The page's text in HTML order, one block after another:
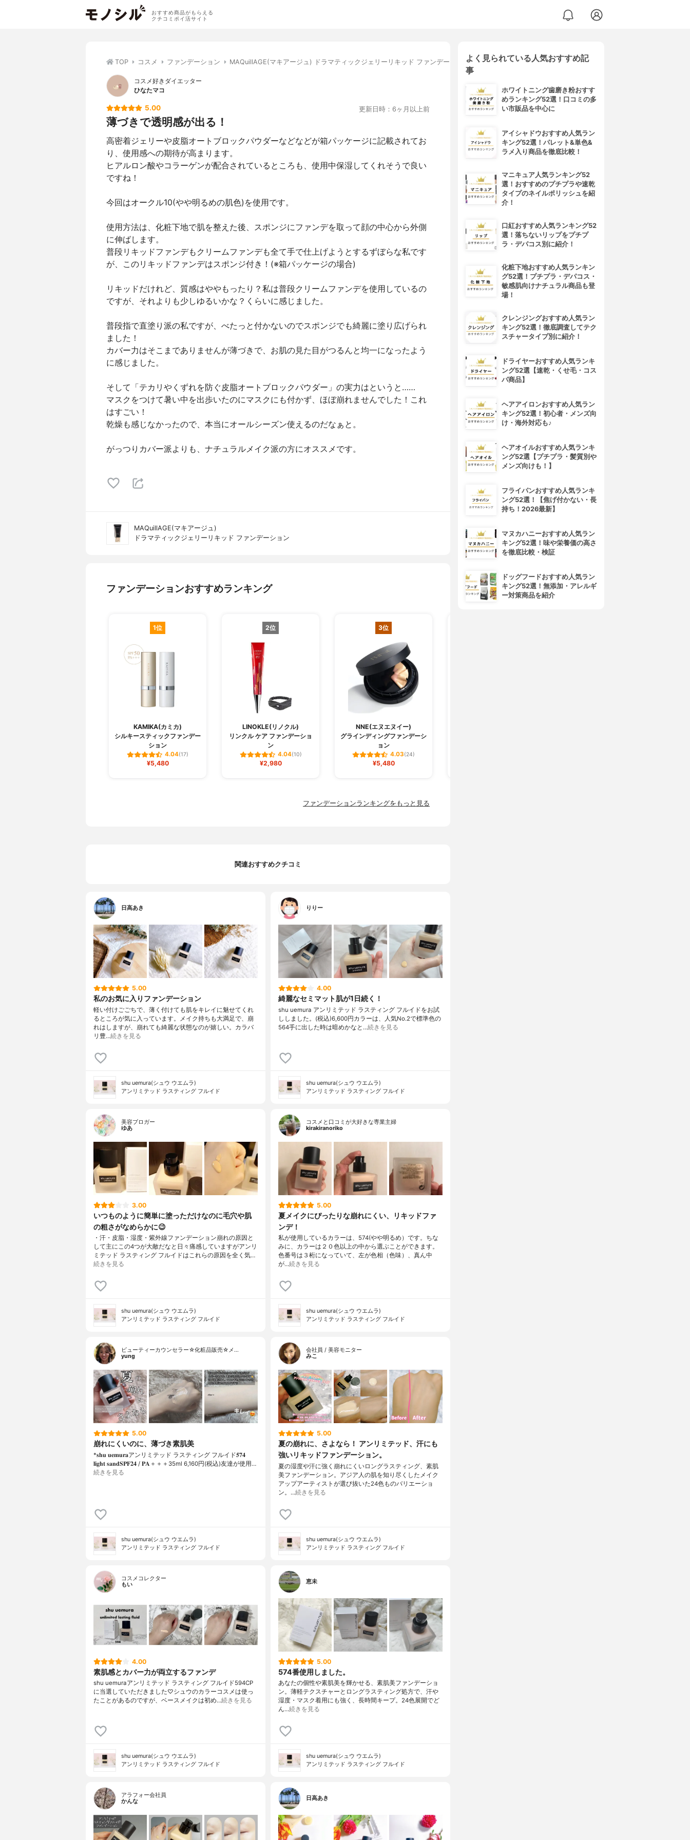
おすすめ商品がもらえる
クチコミポイ活サイト
TOP コスメ ファンデーション MAQuillAGE(マキアージュ) ドラマティックジェリーリキッド ファンデーション
コスメ好きダイエッター
ひなたマコ
5.00 更新日時：6ヶ月以上前
薄づきで透明感が出る！
高密着ジェリーや皮脂オートブロックパウダーなどなどが箱パッケージに記載されてお
り、使用感への期待が高まります。
ヒアルロン酸やコラーゲンが配合されているところも、使用中保湿してくれそうで良い
ですね！
今回はオークル10(やや明るめの肌色)を使用です。
使用方法は、化粧下地で肌を整えた後、スポンジにファンデを取って顔の中心から外側
に伸ばします。
普段リキッドファンデもクリームファンデも全て手で仕上げようとするずぼらな私です
が、このリキッドファンデはスポンジ付き！(※箱パッケージの場合)
リキッドだけれど、質感はややもったり？私は普段クリームファンデを使用しているの
ですが、それよりも少しゆるいかな？くらいに感じました。
普段指で直塗り派の私ですが、べたっと付かないのでスポンジでも綺麗に塗り広げられ
ました！
カバー力はそこまでありませんが薄づきで、お肌の見た目がつるんと均一になったよう
に感じました。
そして「テカリやくずれを防ぐ皮脂オートブロックパウダー」の実力はというと……
マスクをつけて暑い中を出歩いたのにマスクにも付かず、ほぼ崩れませんでした！これ
はすごい！
乾燥も感じなかったので、本当にオールシーズン使えるのだなぁと。
がっつりカバー派よりも、ナチュラルメイク派の方にオススメです。
MAQuillAGE(マキアージュ)
ドラマティックジェリーリキッド ファンデーション
ファンデーションおすすめランキング
1位
KAMIKA(カミカ)
シルキースティックファンデー
ション
4.04(17)
¥5,480
2位
LINOKLE(リノクル)
リンクル ケア ファンデーショ
ン
4.04(10)
¥2,980
3位
NNE(エヌエヌイー)
グラインディングファンデーシ
ョン
4.03(24)
¥5,480
ファンデーションランキングをもっと見る
関連おすすめクチコミ
日高あき
5.00
私のお気に入りファンデーション
軽い付けごごちで、薄く付けても肌をキレイに魅せてくれ
るところが気に入っています。メイク持ちも大満足で、崩
れはしますが、崩れても綺麗な状態なのが嬉しい。カラバ
リ豊…続きを見る
shu uemura(シュウ ウエムラ)
アンリミテッド ラスティング フルイド
りりー
4.00
綺麗なセミマット肌が1日続く！
shu uemura アンリミテッド ラスティング フルイドをお試
ししました。(税込)6,600円カラーは、人気No.2で標準色の
564手に出した時は暗めかなと…続きを見る
shu uemura(シュウ ウエムラ)
アンリミテッド ラスティング フルイド
美容ブロガー
ゆあ
3.00
いつものように簡単に塗っただけなのに毛穴や肌
の粗さがなめらかに😉
・汗・皮脂・湿度・紫外線ファンデーション崩れの原因と
して主にこの4つが大敵だなと日々痛感していますがアンリ
ミテッド ラスティング フルイドはこれらの原因を全く気…
続きを見る
shu uemura(シュウ ウエムラ)
アンリミテッド ラスティング フルイド
コスメと口コミが大好きな専業主婦
kirakiranoriko
5.00
夏メイクにぴったりな崩れにくい、リキッドファ
ンデ！
私が使用しているカラーは、574(やや明るめ）です。ちな
みに、カラーは２０色以上の中から選ぶことができます。
色番号は３桁になっていて、左が色相（色味）、真ん中
が…続きを見る
shu uemura(シュウ ウエムラ)
アンリミテッド ラスティング フルイド
ビューティーカウンセラー☆化粧品販売☆メ…
yung
5.00
崩れにくいのに、薄づき素肌美
*𝐬𝐡𝐮 𝐮𝐞𝐦𝐮𝐫𝐚アンリミテッド ラスティング フルイド𝟓𝟕𝟒
𝐥𝐢𝐠𝐡𝐭 𝐬𝐚𝐧𝐝𝐒𝐏𝐅𝟐𝟒 / 𝐏𝐀＋＋＋⁡35ml 6,160円(税込)⁡友達が使用…
続きを見る
shu uemura(シュウ ウエムラ)
アンリミテッド ラスティング フルイド
会社員 / 美容モニター
みこ
5.00
夏の崩れに、さよなら！ アンリミテッド、汗にも
強いリキッドファンデーション。
夏の湿度や汗に強く崩れにくいロングラスティング、素肌
美ファンデーション。アジア人の肌を知り尽くしたメイク
アップアーティストが選び抜いた24色ものバリエーショ
ン。…続きを見る
shu uemura(シュウ ウエムラ)
アンリミテッド ラスティング フルイド
コスメコレクター
もい
4.00
素肌感とカバー力が両立するファンデ
shu uemuraアンリミテッド ラスティング フルイド594CP
に当選していただきました♡シュウのカラーコスメは使っ
たことがあるのですが、ベースメイクは初め…続きを見る
shu uemura(シュウ ウエムラ)
アンリミテッド ラスティング フルイド
恵未
5.00
574番使用しました。
あなたの個性や素肌美を輝かせる、素肌美ファンデーショ
ン。薄軽テクスチャーとロングラスティング処方で、汗や
湿度・マスク着用にも強く、長時間キープ。24色展開でど
ん…続きを見る
shu uemura(シュウ ウエムラ)
アンリミテッド ラスティング フルイド
アラフォー会社員
かんな
日高あき
よく見られている人気おすすめ記
事
ホワイトニング歯磨き粉おすす
めランキング52選！口コミの多
い市販品を中心に
アイシャドウおすすめ人気ラン
キング52選！パレット&単色&
ラメ入り商品を徹底比較！
マニキュア人気ランキング52
選！おすすめのプチプラや速乾
タイプのネイルポリッシュを紹
介！
口紅おすすめ人気ランキング52
選！落ちないリップをプチプ
ラ・デパコス別に紹介！
化粧下地おすすめ人気ランキン
グ52選！プチプラ・デパコス・
敏感肌向けナチュラル商品も登
場！
クレンジングおすすめ人気ラン
キング52選！徹底調査してテク
スチャータイプ別に紹介！
ドライヤーおすすめ人気ランキ
ング52選【速乾・くせ毛・コス
パ商品】
ヘアアイロンおすすめ人気ラン
キング52選！初心者・メンズ向
け・海外対応も♪
ヘアオイルおすすめ人気ランキ
ング52選【プチプラ・髪質別や
メンズ向けも！】
フライパンおすすめ人気ランキ
ング52選！【焦げ付かない・長
持ち！2026最新】
マヌカハニーおすすめ人気ラン
キング52選！味や栄養価の高さ
を徹底比較・検証
ドッグフードおすすめ人気ラン
キング52選！無添加・アレルギ
ー対策商品を紹介